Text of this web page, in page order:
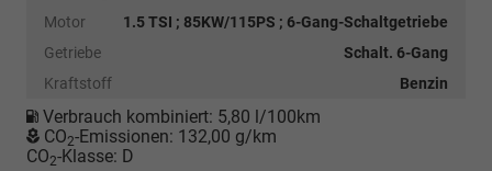
Motor
1.5 TSI ; 85KW/115PS ; 6-Gang-Schaltgetriebe
Getriebe
Schalt. 6-Gang
Kraftstoff
Benzin
Verbrauch kombiniert: 5,80 l/100km
CO2-Emissionen: 132,00 g/km
CO2-Klasse: D